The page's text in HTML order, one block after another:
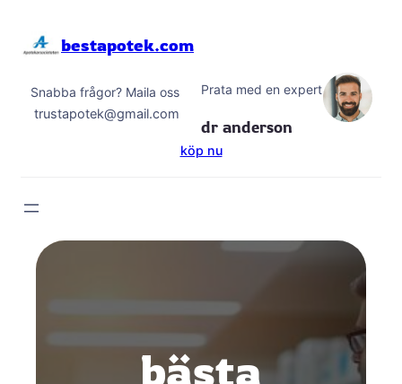
bestapotek.com
Snabba frågor? Maila oss
trustapotek@gmail.com
Prata med en expert
dr anderson
köp nu
bästa